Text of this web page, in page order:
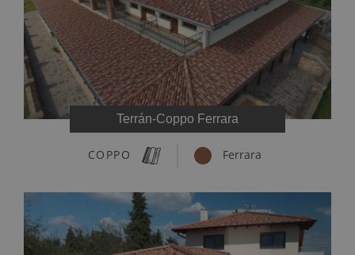
Terrán-Coppo Ferrara
COPPO Ferrara